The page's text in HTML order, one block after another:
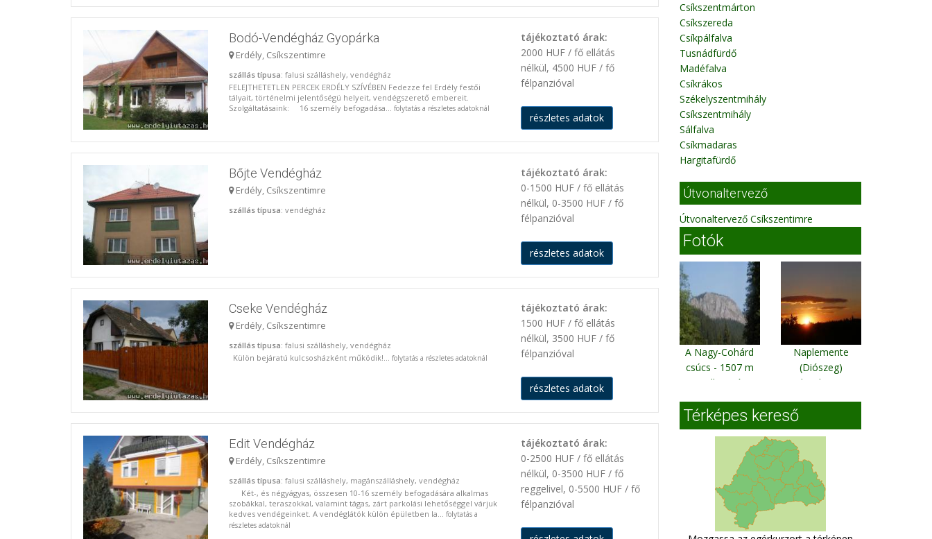
Bodó-Vendégház Gyopárka
Erdély, Csíkszentimre
szállás típusa: falusi szálláshely, vendégház
FELEJTHETETLEN PERCEK ERDÉLY SZÍVÉBEN Fedezze fel Erdély festői
tályait, történelmi jelentőségü helyeit, vendégszerető embereit.
Szolgáltatásaink: 16 személy befogadása... folytatás a részletes adatoknál
tájékoztató árak:
2000 HUF / fő ellátás
nélkül, 4500 HUF / fő
félpanzióval
részletes adatok
Bőjte Vendégház
Erdély, Csíkszentimre
szállás típusa: vendégház
tájékoztató árak:
0-1500 HUF / fő ellátás
nélkül, 0-3500 HUF / fő
félpanzióval
részletes adatok
Cseke Vendégház
Erdély, Csíkszentimre
szállás típusa: falusi szálláshely, vendégház
Külön bejáratú kulcsosházként működik!... folytatás a részletes adatoknál
tájékoztató árak:
1500 HUF / fő ellátás
nélkül, 3500 HUF / fő
félpanzióval
részletes adatok
Edit Vendégház
Erdély, Csíkszentimre
szállás típusa: falusi szálláshely, magánszálláshely, vendégház
Két-, és négyágyas, összesen 10-16 személy befogadására alkalmas
szobákkal, teraszokkal, valamint tágas, zárt parkolási lehetőséggel várjuk
kedves vendégeinket. A vendéglátók külön épületben la... folytatás a
részletes adatoknál
tájékoztató árak:
0-2500 HUF / fő ellátás
nélkül, 0-3500 HUF / fő
reggelivel, 0-5500 HUF / fő
félpanzióval
Csíkszentmárton
Csíkszereda
Csíkpálfalva
Tusnádfürdő
Madéfalva
Csíkrákos
Székelyszentmihály
Csíkszentmihály
Sálfalva
Csíkmadaras
Hargitafürdő
Útvonaltervező
Útvonaltervező Csíkszentimre
Fotók
A Nagy-Cohárd
csúcs - 1507 m
Gyilkos-tó
Naplemente
(Diószeg)
Bihardioszeg
Térképes kereső